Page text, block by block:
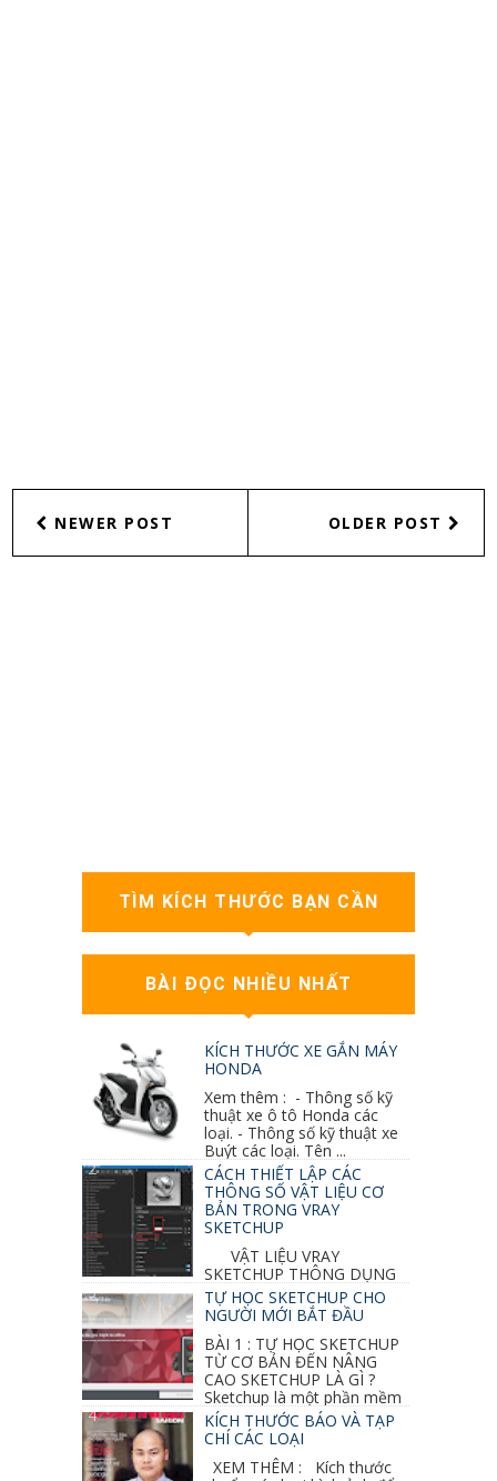
NEWER POST OLDER POST
TÌM KÍCH THƯỚC BẠN CẦN
BÀI ĐỌC NHIỀU NHẤT
KÍCH THƯỚC XE GẮN MÁY
HONDA
Xem thêm : - Thông số kỹ
thuật xe ô tô Honda các
loại. - Thông số kỹ thuật xe
Buýt các loại. Tên ...
CÁCH THIẾT LẬP CÁC
THÔNG SỐ VẬT LIỆU CƠ
BẢN TRONG VRAY
SKETCHUP
VẬT LIỆU VRAY
SKETCHUP THÔNG DỤNG
NHẤT 1. VẬT LIỆU VRAY INOX BÓNG: ●
Diffuse : đen ● Reflection color ...
TỰ HỌC SKETCHUP CHO
NGƯỜI MỚI BẮT ĐẦU
BÀI 1 : TỰ HỌC SKETCHUP
TỪ CƠ BẢN ĐẾN NÂNG
CAO SKETCHUP LÀ GÌ ?
Sketchup là một phần mềm
vẽ 3d của Google, nó khá dễ sữ...
KÍCH THƯỚC BÁO VÀ TẠP
CHÍ CÁC LOẠI
XEM THÊM : Kích thước